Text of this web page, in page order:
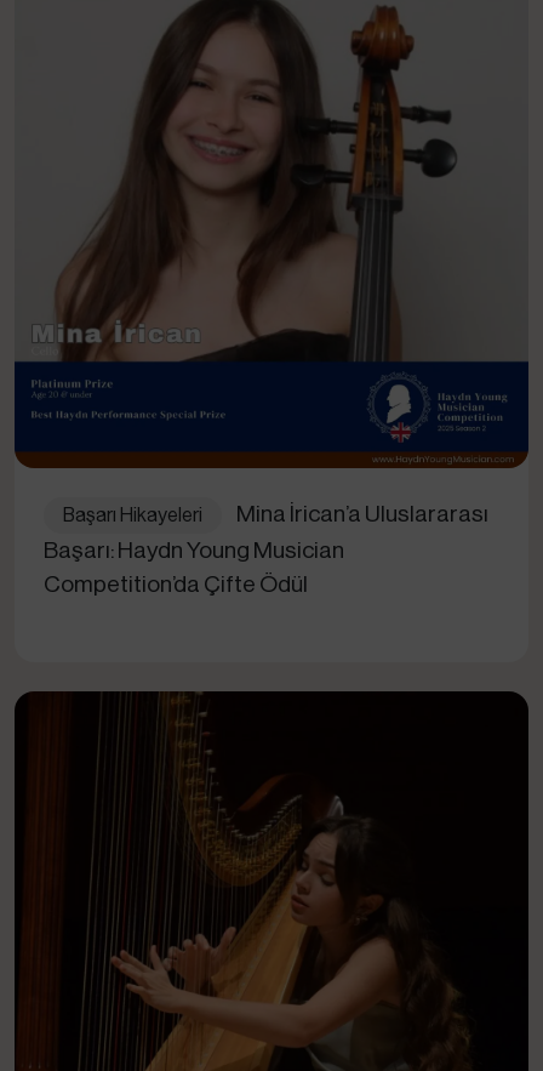
Başarı Hikayeleri
Mina İrican’a Uluslararası
Başarı: Haydn Young Musician
Competition’da Çifte Ödül